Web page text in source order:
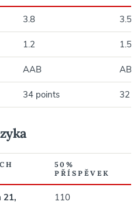
3.8 3.5
1.2 1.5
AAB ABB
34 points 32
50%
PŘÍSPĚVEK
21,
110